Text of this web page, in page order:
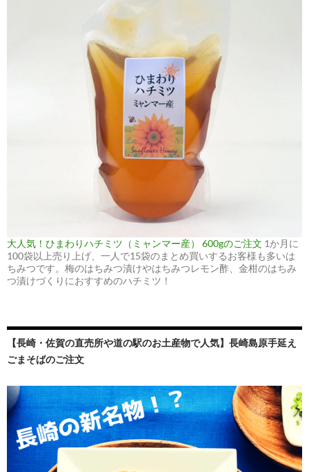
大人気！ひまわりハチミツ（ミャンマー産） 600gのご注文 1か月に
100袋以上売り上げ、一人で15袋のまとめ買いするお客様も多いは
ちみつです。梅のはちみつ漬けやはちみつレモン酢、金柑のはちみ
つ漬けづくりにおすすめのハチミツ！
【長崎・佐賀の直売所や道の駅のお土産物で人気】長崎島原手延え
ごまそばのご注文